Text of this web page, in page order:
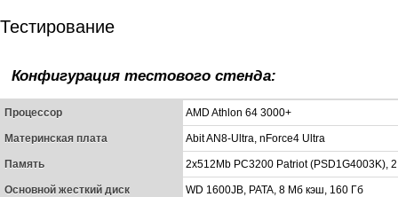
Тестирование
Конфигурация тестового стенда:
Процессор AMD Athlon 64 3000+
Материнская плата Abit AN8-Ultra, nForce4 Ultra
Память 2х512Mb PC3200 Patriot (PSD1G4003K),
Основной жесткий диск WD 1600JB, PATA, 8 Мб кэш, 160 Гб